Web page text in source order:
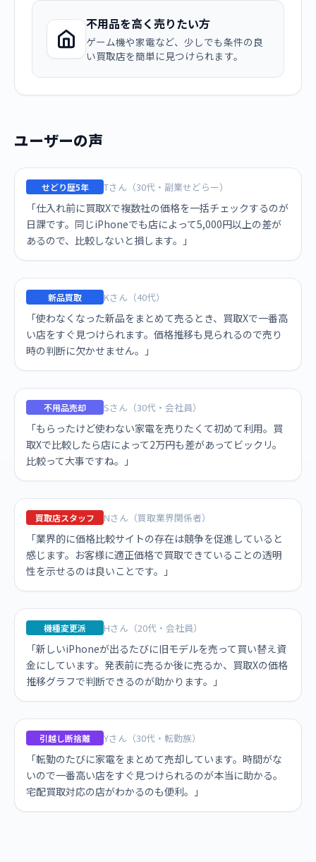
不用品を高く売りたい方
ゲーム機や家電など、少しでも条件の良
い買取店を簡単に見つけられます。
ユーザーの声
せどり歴5年 Tさん（30代・副業せどらー）
「仕入れ前に買取Xで複数社の価格を一括チェックするのが
日課です。同じiPhoneでも店によって5,000円以上の差が
あるので、比較しないと損します。」
新品買取 Kさん（40代）
「使わなくなった新品をまとめて売るとき、買取Xで一番高
い店をすぐ見つけられます。価格推移も見られるので売り
時の判断に欠かせません。」
不用品売却 Sさん（30代・会社員）
「もらったけど使わない家電を売りたくて初めて利用。買
取Xで比較したら店によって2万円も差があってビックリ。
比較って大事ですね。」
買取店スタッフ Nさん（買取業界関係者）
「業界的に価格比較サイトの存在は競争を促進していると
感じます。お客様に適正価格で買取できていることの透明
性を示せるのは良いことです。」
機種変更派 Hさん（20代・会社員）
「新しいiPhoneが出るたびに旧モデルを売って買い替え資
金にしています。発表前に売るか後に売るか、買取Xの価格
推移グラフで判断できるのが助かります。」
引越し断捨離 Yさん（30代・転勤族）
「転勤のたびに家電をまとめて売却しています。時間がな
いので一番高い店をすぐ見つけられるのが本当に助かる。
宅配買取対応の店がわかるのも便利。」